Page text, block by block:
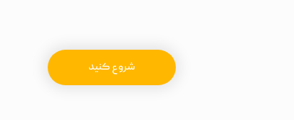
شروع کنید